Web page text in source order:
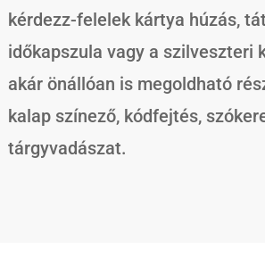
kérdezz-felelek kártya húzás,
időkapszula vagy a szilveszteri
akár önállóan is megoldható
kalap színező, kódfejtés,
tárgyvadászat.